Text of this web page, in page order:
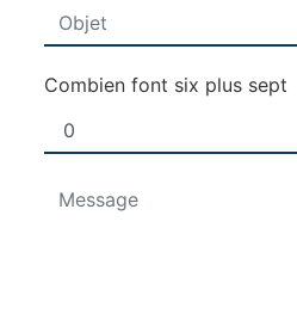
Combien font six plus sept